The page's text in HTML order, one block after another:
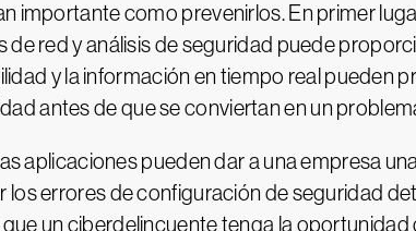
importante como prevenirlos. En primer
red y análisis de seguridad puede
y la información en tiempo real pueden
antes de que se conviertan en un
aplicaciones pueden dar a una empresa
errores de configuración de seguridad
un ciberdelincuente tenga la oportunidad